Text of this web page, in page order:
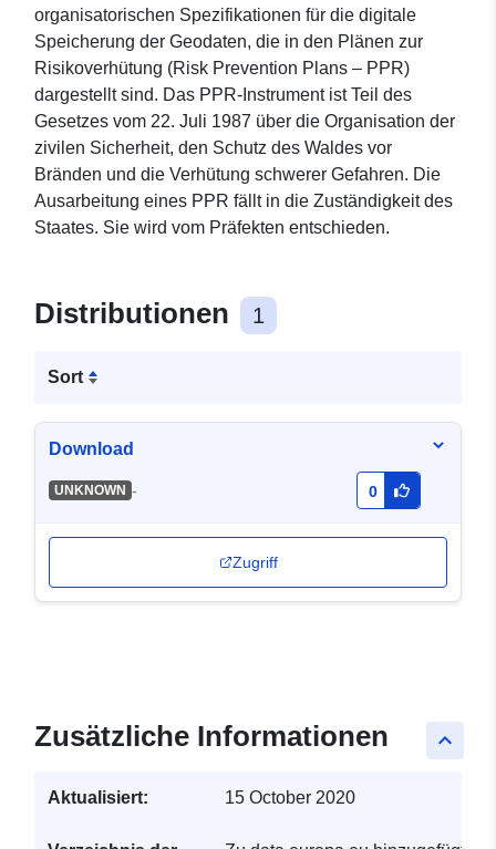
organisatorischen Spezifikationen für die digitale
Speicherung der Geodaten, die in den Plänen zur
Risikoverhütung (Risk Prevention Plans – PPR)
dargestellt sind. Das PPR-Instrument ist Teil des
Gesetzes vom 22. Juli 1987 über die Organisation der
zivilen Sicherheit, den Schutz des Waldes vor
Bränden und die Verhütung schwerer Gefahren. Die
Ausarbeitung eines PPR fällt in die Zuständigkeit des
Staates. Sie wird vom Präfekten entschieden.
Distributionen 1
Sort
Download
UNKNOWN - 0
Zugriff
keyboard_arrow_up
Zusätzliche Informationen
Aktualisiert: 15 October 2020